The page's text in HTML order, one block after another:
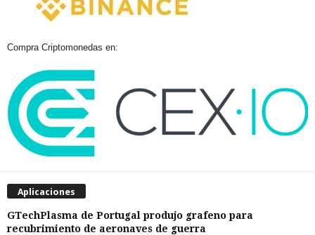
Compra Criptomonedas en:
Aplicaciones
GTechPlasma de Portugal produjo grafeno para
recubrimiento de aeronaves de guerra